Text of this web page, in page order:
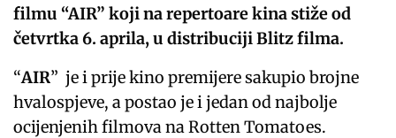
filmu “AIR” koji na repertoare kina stiže od
četvrtka 6. aprila, u distribuciji Blitz filma.
“AIR” je i prije kino premijere sakupio brojne
hvalospjeve, a postao je i jedan od najbolje
ocijenjenih filmova na Rotten Tomatoes.